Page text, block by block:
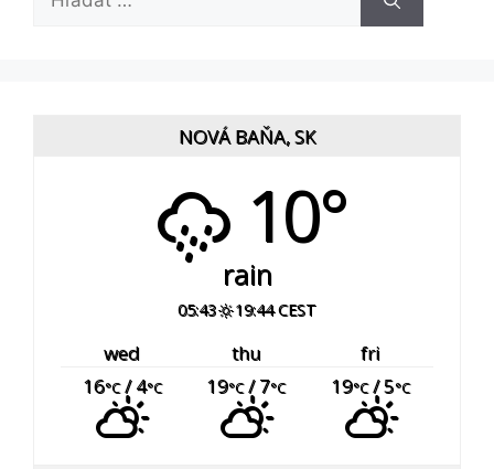
NOVÁ BAŇA, SK
10°
rain
05:43 19:44 CEST
wed thu
fri
16°C/ 4°C 19°C/ 7°C 19°C/ 5°C